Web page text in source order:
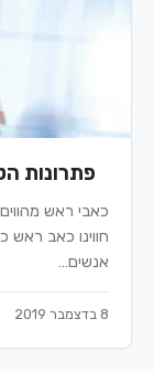
פתרונות
כאבי ראש
חווינו כאב
אנשים…
8 בדצמבר 2019